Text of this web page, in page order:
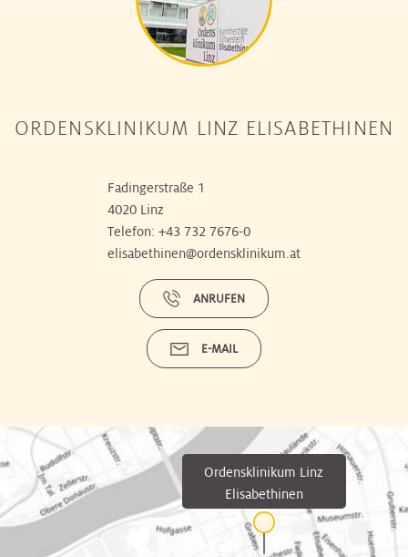
ORDENSKLINIKUM LINZ ELISABETHINEN
Fadingerstraße 1
4020 Linz
Telefon: +43 732 7676-0
elisabethinen@ordensklinikum.at
ANRUFEN
E-MAIL
Ordensklinikum Linz
Elisabethinen